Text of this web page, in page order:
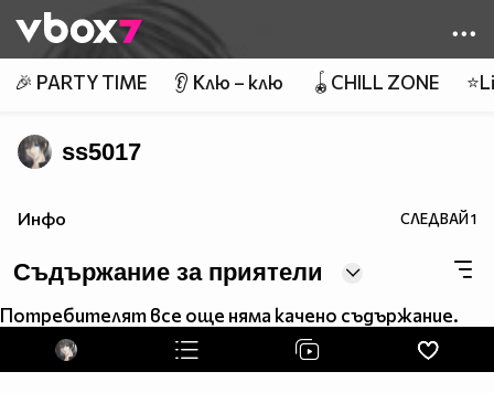
👾
🎉 PARTY TIME 👂 Клю – клю 🪀CHILL ZONE
ss5017
Инфо СЛЕДВАЙ1
Съдържание за приятели
Потребителят все още няма качено съдържание.